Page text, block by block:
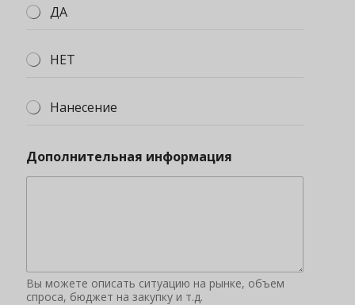
ДА
НЕТ
Нанесение
Дополнительная информация
Вы можете описать ситуацию на рынке, объем
спроса, бюджет на закупку и т.д.